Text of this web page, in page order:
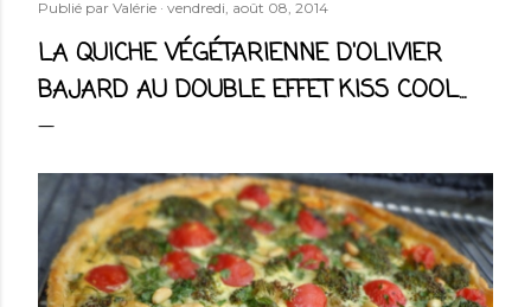
Publié par Valérie vendredi, août 08, 2014
LA QUICHE VÉGÉTARIENNE D'OLIVIER
BAJARD AU DOUBLE EFFET KISS COOL...